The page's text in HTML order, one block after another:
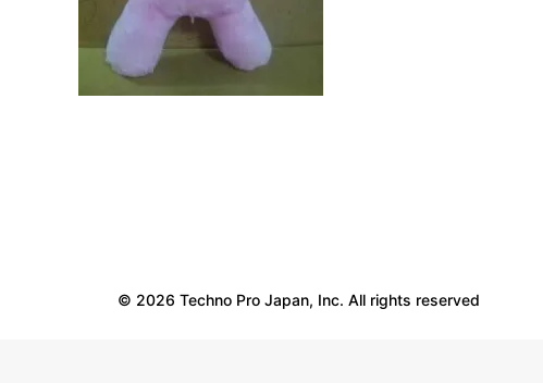
© 2026 Techno Pro Japan, Inc. All rights reserved